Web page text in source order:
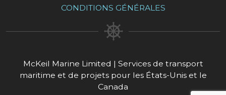
CONDITIONS GÉNÉRALES
McKeil Marine Limited | Services de transport
maritime et de projets pour les États-Unis et le
Canada